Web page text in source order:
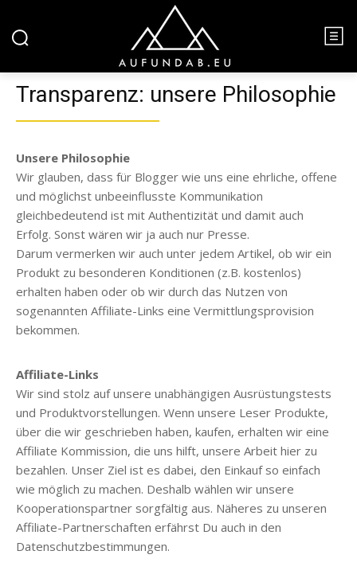
Transparenz: unsere Philosophie
Unsere Philosophie
Wir glauben, dass für Blogger wie uns eine ehrliche, offene
und möglichst unbeeinflusste Kommunikation
gleichbedeutend ist mit Authentizität und damit auch
Erfolg. Sonst wären wir ja auch nur Presse.
Darum vermerken wir auch unter jedem Artikel, ob wir ein
Produkt zu besonderen Konditionen (z.B. kostenlos)
erhalten haben oder ob wir durch das Nutzen von
sogenannten Affiliate-Links eine Vermittlungsprovision
bekommen.
Affiliate-Links
Wir sind stolz auf unsere unabhängigen Ausrüstungstests
und Produktvorstellungen. Wenn unsere Leser Produkte,
über die wir geschrieben haben, kaufen, erhalten wir eine
Affiliate Kommission, die uns hilft, unsere Arbeit hier zu
bezahlen. Unser Ziel ist es dabei, den Einkauf so einfach
wie möglich zu machen. Deshalb wählen wir unsere
Kooperationspartner sorgfältig aus. Näheres zu unseren
Affiliate-Partnerschaften erfährst Du auch in den
Datenschutzbestimmungen.